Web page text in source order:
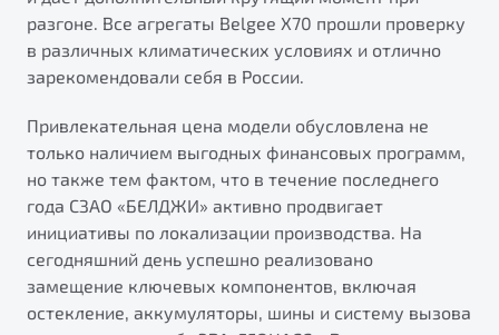
разгоне. Все агрегаты Belgee X70 прошли проверку
в различных климатических условиях и отлично
зарекомендовали себя в России.
Привлекательная цена модели обусловлена не
только наличием выгодных финансовых программ,
но также тем фактом, что в течение последнего
года СЗАО «БЕЛДЖИ» активно продвигает
инициативы по локализации производства. На
сегодняшний день успешно реализовано
замещение ключевых компонентов, включая
остекление, аккумуляторы, шины и систему вызова